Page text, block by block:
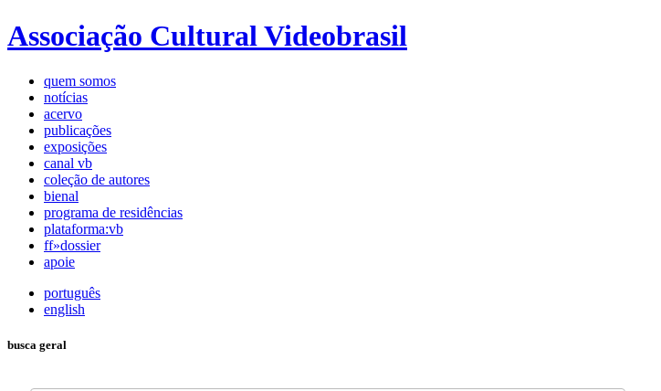
Associação Cultural Videobrasil
quem somos
notícias
acervo
publicações
exposições
canal vb
coleção de autores
bienal
programa de residências
plataforma:vb
ff»dossier
apoie
português
english
busca geral